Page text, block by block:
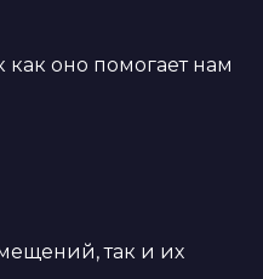
оно помогает нам
так и их